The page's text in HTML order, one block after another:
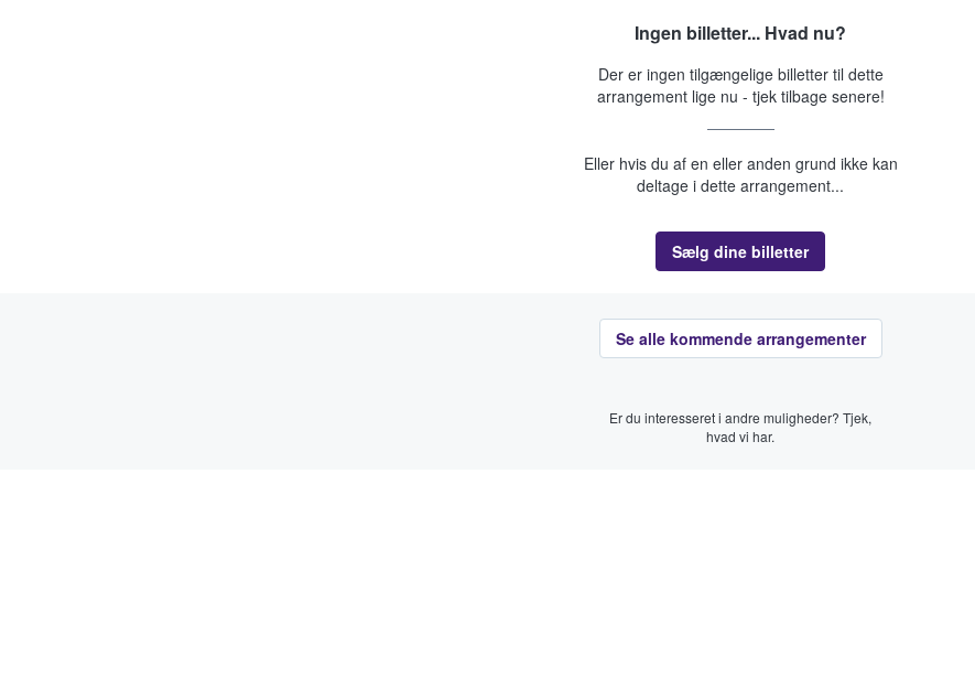
Ingen billetter... Hvad nu?
Der er ingen tilgængelige billetter til dette
arrangement lige nu - tjek tilbage senere!
Eller hvis du af en eller anden grund ikke kan
deltage i dette arrangement...
Sælg dine billetter
Se alle kommende arrangementer
Er du interesseret i andre muligheder? Tjek,
hvad vi har.